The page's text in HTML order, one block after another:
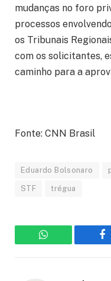
mudanças no foro
processos
os Tribunais
com os solicitantes,
caminho para a
Fonte: CNN Brasil
Eduardo Bolsonaro
STF trégua
WhatsApp